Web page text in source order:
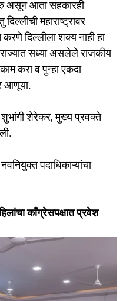
असून आता सहकारही
महाराष्ट्रावर
करणे दिल्लीला शक्य नाही हा
सध्या असलेले राजकीय
करा व पुन्हा एकदा
आणूया.
शुभांगी शेरेकर, मुख्य प्रवक्ते
पदाधिकाऱ्यांचा
काँग्रेसपक्षात प्रवेश